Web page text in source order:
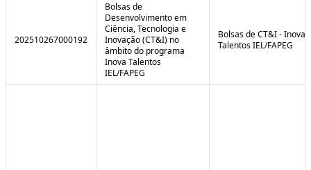
202510267000192
Bolsas de
Desenvolvimento em
Ciência, Tecnologia e
Inovação (CT&I) no
âmbito do programa
Inova Talentos
IEL/FAPEG
Bolsas de CT&I - Inova
Talentos IEL/FAPEG